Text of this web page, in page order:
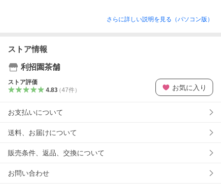
さらに詳しい説明を見る（パソコン版）
ストア情報
利招園茶舗
ストア評価
4.83（47件） お気に入り
お支払いについて
送料、お届けについて
販売条件、返品、交換について
お問い合わせ